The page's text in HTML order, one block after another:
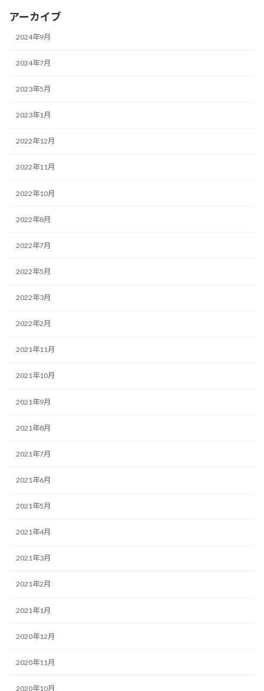
アーカイブ
2024年9月
2024年7月
2023年5月
2023年1月
2022年12月
2022年11月
2022年10月
2022年8月
2022年7月
2022年5月
2022年3月
2022年2月
2021年11月
2021年10月
2021年9月
2021年8月
2021年7月
2021年6月
2021年5月
2021年4月
2021年3月
2021年2月
2021年1月
2020年12月
2020年11月
2020年10月